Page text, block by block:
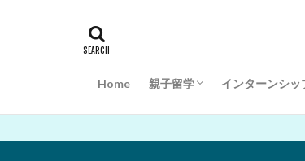
Home 親子留学
セブ島親子留学について
子どもの年齢に合わせた学
セブ島ならでは！親子での
セブ島体験留学プログラム (
セブ島学校紹介(語学学校)
セブ島学校紹介(幼稚園～大
セブ島単身留学 (中学生・高
ダバオ学校紹介（幼稚園～
ドマゲッティ学校紹介（幼
インターンシッ